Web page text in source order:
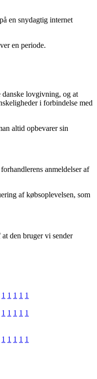
en snydagtig internet
en periode.
lovgivning, og at
i forbindelse med
altid opbevarer sin
anmeldelser af
af købsoplevelsen, som
den bruger vi sender
1 1 1 1 1
1 1 1 1 1
1 1 1 1 1